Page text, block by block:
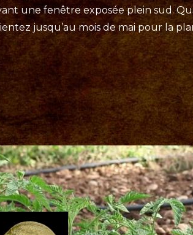
une fenêtre exposée plein sud.
jusqu’au mois de mai pour la